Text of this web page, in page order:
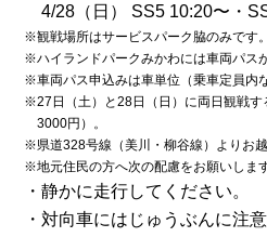
4/28（日） SS5 10:20〜・
※観戦場所はサービスパーク脇のみです。
※ハイランドパークみかわには車両パス
※車両パス申込みは車単位（乗車定員内
※27日（土）と28日（日）に両日観戦
3000円）。
※県道328号線（美川・柳谷線）よりお越
※地元住民の方へ次の配慮をお願いします
・静かに走行してください。
・対向車にはじゅうぶんに注